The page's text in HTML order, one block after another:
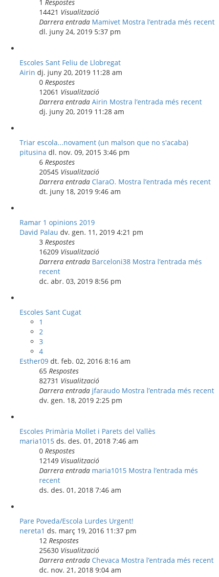
1 Respostes
14421 Visualització
Darrera entrada Mamivet Mostra l’entrada més recent
dl. juny 24, 2019 5:37 pm
Escoles Sant Feliu de Llobregat
Airin dj. juny 20, 2019 11:28 am
0 Respostes
12061 Visualització
Darrera entrada Airin Mostra l’entrada més recent
dj. juny 20, 2019 11:28 am
Triar escola...novament (un malson que no s'acaba)
pitusina dl. nov. 09, 2015 3:46 pm
6 Respostes
20545 Visualització
Darrera entrada ClaraO. Mostra l’entrada més recent
dt. juny 18, 2019 9:46 am
Ramar 1 opinions 2019
David Palau dv. gen. 11, 2019 4:21 pm
3 Respostes
16209 Visualització
Darrera entrada Barceloni38 Mostra l’entrada més
recent
dc. abr. 03, 2019 8:56 pm
Escoles Sant Cugat
1
2
3
4
Esther09 dt. feb. 02, 2016 8:16 am
65 Respostes
82731 Visualització
Darrera entrada jfaraudo Mostra l’entrada més recent
dv. gen. 18, 2019 2:25 pm
Escoles Primària Mollet i Parets del Vallès
maria1015 ds. des. 01, 2018 7:46 am
0 Respostes
12149 Visualització
Darrera entrada maria1015 Mostra l’entrada més
recent
ds. des. 01, 2018 7:46 am
Pare Poveda/Escola Lurdes Urgent!
nereta1 ds. març 19, 2016 11:37 pm
12 Respostes
25630 Visualització
Darrera entrada Chevaca Mostra l’entrada més recent
dc. nov. 21, 2018 9:04 am